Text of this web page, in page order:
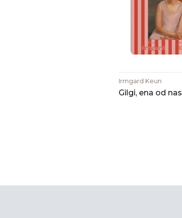
Irmgard Keun
Gilgi, ena od nas